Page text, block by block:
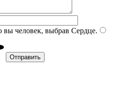
вы человек, выбрав Сердце.